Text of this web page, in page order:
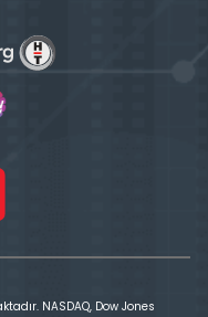
NASDAQ, Dow Jones